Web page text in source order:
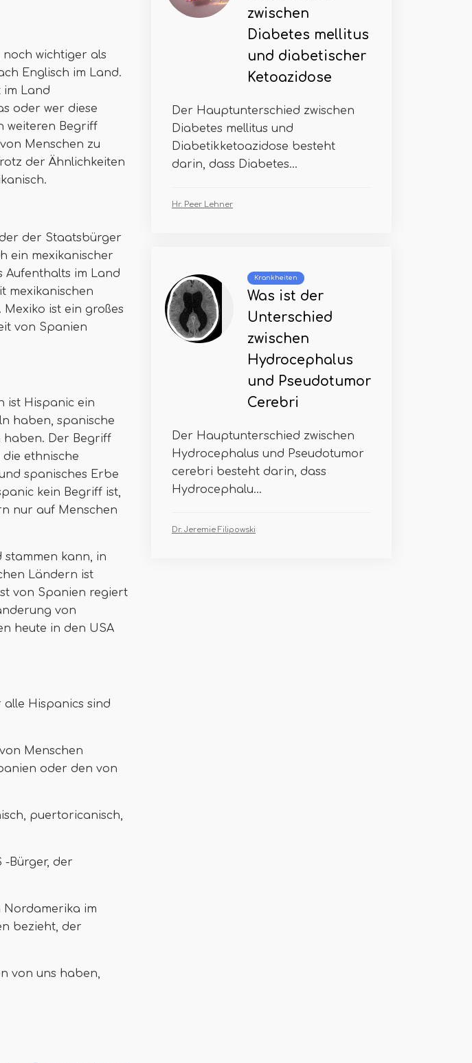
wichtiger als
Englisch im Land.
im Land
oder wer diese
weiteren Begriff
Menschen zu
der Ähnlichkeiten
der Staatsbürger
ein mexikanischer
Aufenthalts im Land
mexikanischen
ist ein großes
von Spanien
ist Hispanic ein
haben, spanische
haben. Der Begriff
ethnische
spanisches Erbe
kein Begriff ist,
nur auf Menschen
stammen kann, in
Ländern ist
von Spanien regiert
von
heute in den USA
Hispanics sind
Menschen
oder den von
puertoricanisch,
-Bürger, der
Nordamerika im
bezieht, der
von uns haben,
zwischen
Diabetes mellitus
und diabetischer
Ketoazidose
Der Hauptunterschied zwischen
Diabetes mellitus und
Diabetikketoazidose besteht
darin, dass Diabetes...
Hr. Peer Lehner
Krankheiten
Was ist der
Unterschied
zwischen
Hydrocephalus
und Pseudotumor
Cerebri
Der Hauptunterschied zwischen
Hydrocephalus und Pseudotumor
cerebri besteht darin, dass
Hydrocephalu...
Dr. Jeremie Filipowski